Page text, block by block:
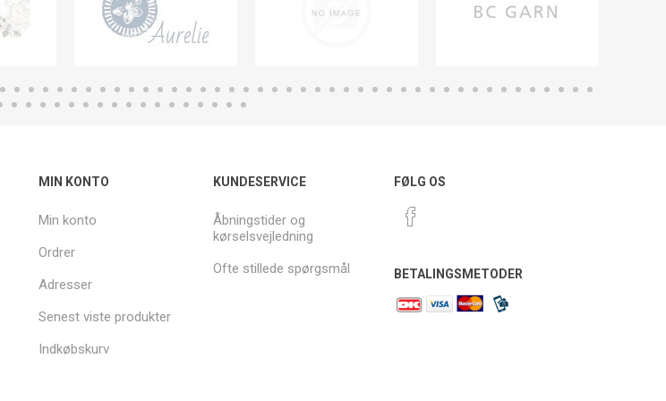
MIN KONTO
Min konto
Ordrer
Adresser
Senest viste produkter
Indkøbskurv
KUNDESERVICE
Åbningstider og
kørselsvejledning
Ofte stillede spørgsmål
FØLG OS
BETALINGSMETODER